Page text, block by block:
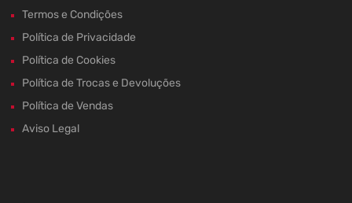
Termos e Condições
Política de Privacidade
Política de Cookies
Política de Trocas e Devoluções
Política de Vendas
Aviso Legal